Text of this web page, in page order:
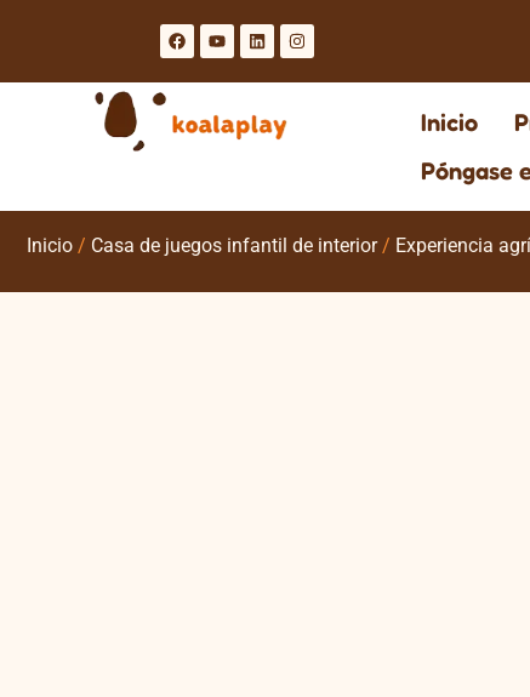
Inicio
Póngase
Inicio / Casa de juegos infantil de interior/ Experiencia